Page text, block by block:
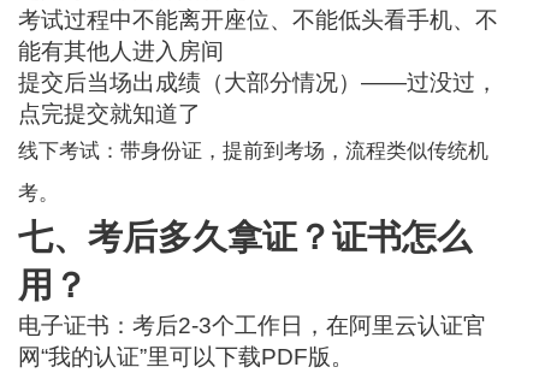
考试过程中不能离开座位、不能低头看手机、不
能有其他人进入房间
提交后当场出成绩（大部分情况）——过没过，
点完提交就知道了
线下考试：带身份证，提前到考场，流程类似传统机
考。
七、考后多久拿证？证书怎么
用？
电子证书：考后2-3个工作日，在阿里云认证官
网“我的认证”里可以下载PDF版。